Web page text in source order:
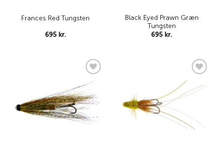
Frances Red Tungsten
695 kr.
Black Eyed Prawn Græn
Tungsten
695 kr.
Add to
wishlist
wishlist